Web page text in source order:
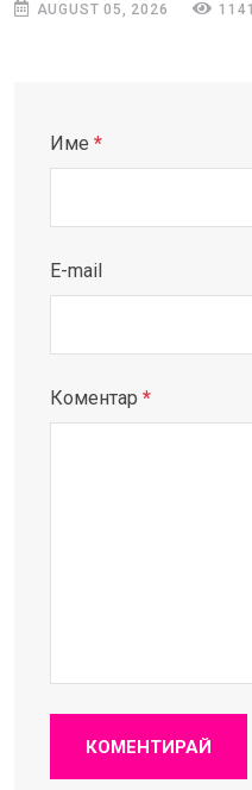
AUGUST 05, 2026 1141
Име *
E-mail
Коментар *
КОМЕНТИРАЙ